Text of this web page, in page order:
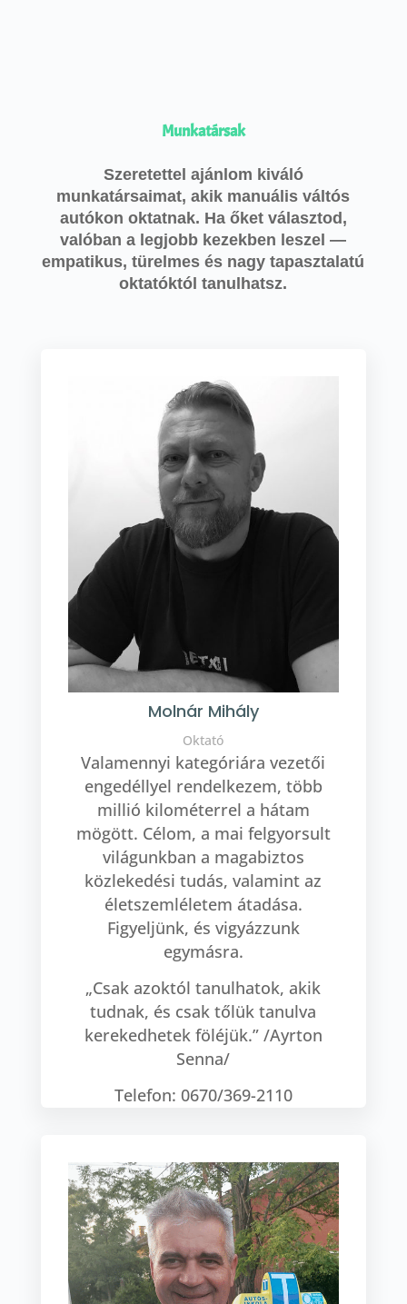
Munkatársak
Szeretettel ajánlom kiváló
munkatársaimat, akik manuális váltós
autókon oktatnak. Ha őket választod,
valóban a legjobb kezekben leszel —
empatikus, türelmes és nagy tapasztalatú
oktatóktól tanulhatsz.
Molnár Mihály
Oktató
Valamennyi kategóriára vezetői
engedéllyel rendelkezem, több
millió kilométerrel a hátam
mögött. Célom, a mai felgyorsult
világunkban a magabiztos
közlekedési tudás, valamint az
életszemléletem átadása.
Figyeljünk, és vigyázzunk
egymásra.
„Csak azoktól tanulhatok, akik
tudnak, és csak tőlük tanulva
kerekedhetek föléjük.” /Ayrton
Senna/
Telefon: 0670/369-2110